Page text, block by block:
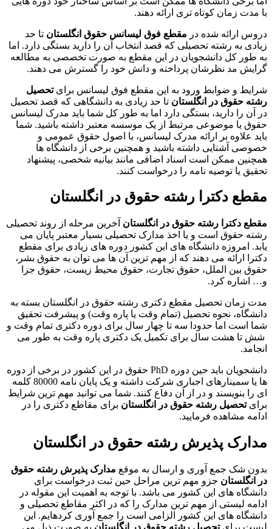
با مدت زمان کوتاه تری ارائه دهند.
دروس ارائه شده در مقطع فوق لیسانس حقوق انگلستان تا حد
زیادی به رشته تحصیلی که قصد انتخاب آن را دارید بستگی دارد. اما
به طور کل دانشجویان در این مقطع به صورت تخصصی به مطالعه
گرایش مد نظرشان پرداخته و دانش خود را گسترش می دهند.
شرایط و ضوابط ورود به این مقطع فوق لیسانس برایتحصیل
رشته حقوق در انگلستان تا حد زیادی به دانشگاهی که قصد تحصیل
در آن را دارید، بستگی دارد اما به طور کل شما باید مدرک لیسانس
حقوق یا موضوعی مرتبط از یک موسسه معتبر داشته باشید. شما
باید علاوه بر ارائه مدرک لیسانس، با اصول حقوق عمومی و
خصوصی آشنایی داشته باشید و همچنین برخی از دانشگاه ها
همچنین ممکن است اسناد اضافی مانند بیانیه شخصی، پیشنهاد
تحقیق یا توصیه نامه را درخواست کنند.
مقطع دکترا رشته حقوق در انگلستان
مقطع دکترا رشته حقوق در انگلستان آخرین مرحله از روند تحصیلی
رشته حقوق است و یا اخذ مدارک تحصیلی بسیار معتبر پایان می
یابد. امروزه دانشگاه های این کشور دوره های زیادی برای مقطع
دکترا ارائه می دهند که از مهم ترین آن ها می توان به حقوق بشر،
حقوق بین الملل، حقوق تجارت، حقوق محیط زیست، حقوق جزا
و… اشاره کرد.
مدت زمان تحصیل مقطع دکتری رشته حقوق در انگلستان بسته به
دانشگاه، نحوه تحصیل (تمام وقت یا پاره وقت) و پیشرفت تحقیق
شما است اما حدودا سه تا چهار سال برای دوره دکتری تمام وقت و
شش تا هشت سال برای تکمیل یک دکتری پاره وقت به طور می
انجامد.
دانشجویان باید حین دوره PhD حقوق در این کشور در برخی از دوره
ها یا سمینارهای اجباری شرکت داشته و یک پایان نامه 80000 کلمه
ای را بنویسند و در از آن دفاع کنند. شما می توانید مهم ترین شرایط
برایتحصیل رشته حقوق در انگلستان برای مقاطع دکتری را در
ادامه مشاهده فرمایید.
مدارک پذیرش رشته حقوق در انگلستان
بدون شک جمع آوری و ارسال به موقع مدارک پذیرش رشته حقوق
در انگلستان جزو مهم ترین مراحل حین ثبت درخواست برای
دانشگاه های این کشور می باشد. با توجه به اهمیت این مقوله در
ادامه لیستی از مهم ترین مدارک را که در اکثر مقاطع تحصیلی و
دانشگاه های این کشور الزامی است را جمع آوری کرده­ایم. این